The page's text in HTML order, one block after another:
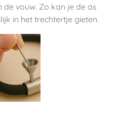
de vouw. Zo kan je de as
in het trechtertje gieten.